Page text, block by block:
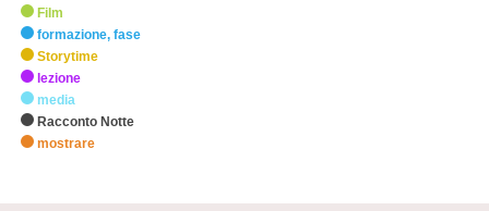
Film
formazione, fase
Storytime
lezione
media
Racconto Notte
mostrare